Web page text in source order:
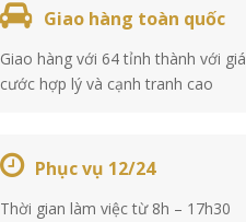
Giao hàng toàn quốc
Giao hàng với 64 tỉnh thành với giá
cước hợp lý và cạnh tranh cao
Phục vụ 12/24
Thời gian làm việc từ 8h – 17h30